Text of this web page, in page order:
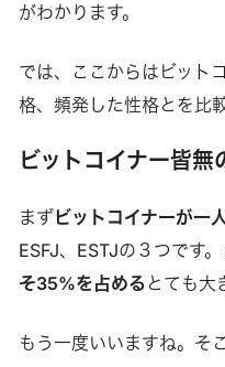
がわかります。
では、ここからはビット
格、頻発した性格とを比
ビットコイナー皆無
まずビットコイナーが一
ESFJ、ESTJの３つです
そ35%を占める とても大
もう一度いいますね。そ